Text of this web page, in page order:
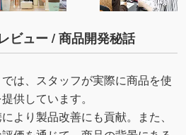
ビュー / 商品開発秘話
では、スタッフが実際に商品を使
供しています。
より製品改善にも貢献。また、